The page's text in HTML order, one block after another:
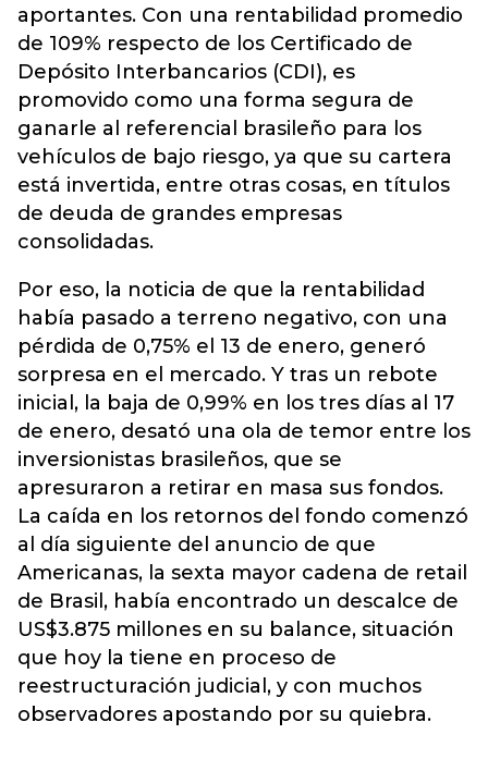
aportantes. Con una rentabilidad promedio
de 109% respecto de los Certificado de
Depósito Interbancarios (CDI), es
promovido como una forma segura de
ganarle al referencial brasileño para los
vehículos de bajo riesgo, ya que su cartera
está invertida, entre otras cosas, en títulos
de deuda de grandes empresas
consolidadas.
Por eso, la noticia de que la rentabilidad
había pasado a terreno negativo, con una
pérdida de 0,75% el 13 de enero, generó
sorpresa en el mercado. Y tras un rebote
inicial, la baja de 0,99% en los tres días al 17
de enero, desató una ola de temor entre los
inversionistas brasileños, que se
apresuraron a retirar en masa sus fondos.
La caída en los retornos del fondo comenzó
al día siguiente del anuncio de que
Americanas, la sexta mayor cadena de retail
de Brasil, había encontrado un descalce de
US$3.875 millones en su balance, situación
que hoy la tiene en proceso de
reestructuración judicial, y con muchos
observadores apostando por su quiebra.